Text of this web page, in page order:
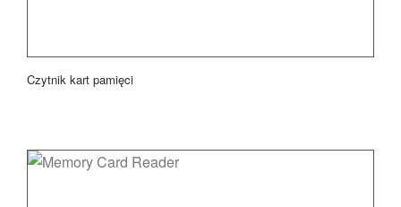
Czytnik kart pamięci